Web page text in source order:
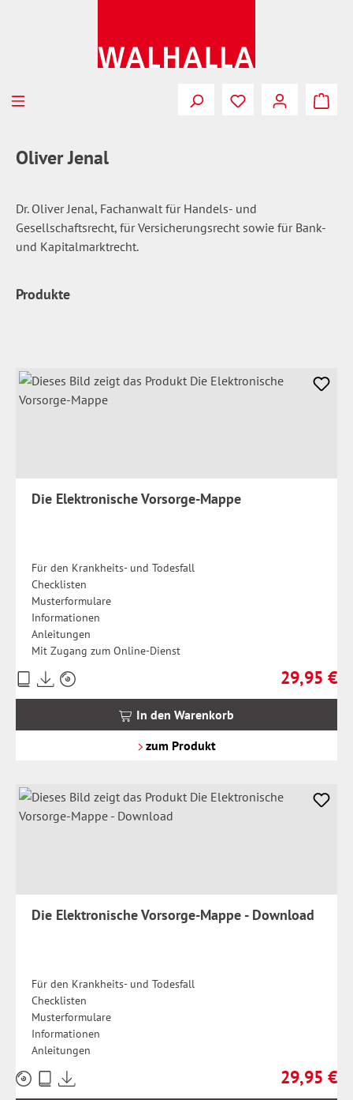
Du hast 0
Oliver Jenal
Dr. Oliver Jenal, Fachanwalt für Handels- und
Gesellschaftsrecht, für Versicherungsrecht sowie für Bank-
und Kapitalmarktrecht.
Produkte
Die Elektronische Vorsorge-Mappe
Für den Krankheits- und Todesfall
Checklisten
Musterformulare
Informationen
Anleitungen
Mit Zugang zum Online-Dienst
Regulärer
29,95 €
Preise
inkl.
In den Warenkorb
zum Produkt
Die Elektronische Vorsorge-Mappe - Download
Für den Krankheits- und Todesfall
Checklisten
Musterformulare
Informationen
Anleitungen
Regulärer
29,95 €
Preise
inkl.